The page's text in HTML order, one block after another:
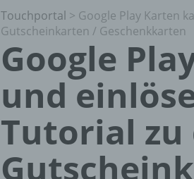
Touchportal > Google Play Karten
Gutscheinkarten / Geschenkkarten
Google
und
Tutorial zu